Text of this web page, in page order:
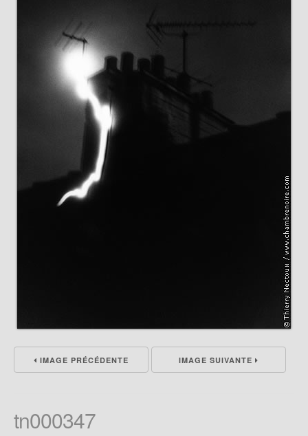
IMAGE PRÉCÉDENTE IMAGE SUIVANTE
tn000347